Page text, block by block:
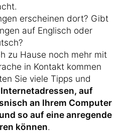
erscheinen dort? Gibt
auf Englisch oder
zu Hause noch mehr mit
in Kontakt kommen
Sie viele Tipps und
auf
an Ihrem Computer
so auf eine anregende
können.